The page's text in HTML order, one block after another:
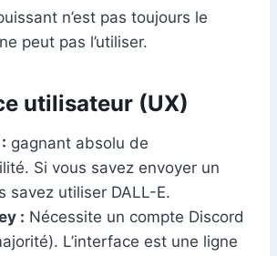
n’est pas toujours le
peut pas l’utiliser.
utilisateur (UX)
gagnant absolu de
Si vous savez envoyer un
savez utiliser DALL-E.
: Nécessite un compte Discord
L’interface est une ligne